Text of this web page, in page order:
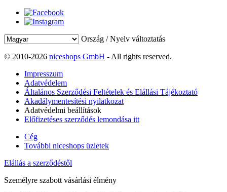
Ország / Nyelv változtatás
© 2010-2026 niceshops GmbH - All rights reserved.
Impresszum
Adatvédelem
Általános Szerződési Feltételek és Elállási Tájékoztató
Akadálymentesítési nyilatkozat
Adatvédelmi beállítások
Előfizetéses szerződés lemondása itt
Cég
További niceshops üzletek
Elállás a szerződéstől
Személyre szabott vásárlási élmény